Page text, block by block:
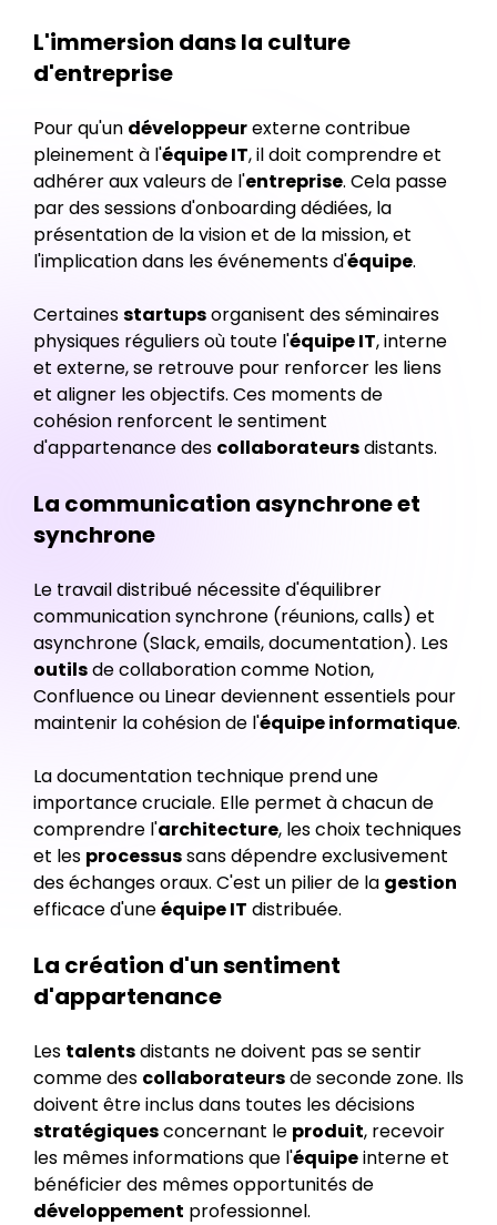
L'immersion dans la culture
d'entreprise
Pour qu'un développeurexterne contribue
pleinement à l'équipe IT, il doit comprendre et
adhérer aux valeurs de l'entreprise. Cela passe
par des sessions d'onboarding dédiées, la
présentation de la vision et de la mission, et
l'implication dans les événements d'équipe.
Certainesstartupsorganisent des séminaires
physiques réguliers où toute l'équipe IT, interne
et externe, se retrouve pour renforcer les liens
et aligner les objectifs. Ces moments de
cohésion renforcent le sentiment
d'appartenance des collaborateursdistants.
La communication asynchrone et
synchrone
Le travail distribué nécessite d'équilibrer
communication synchrone (réunions, calls) et
asynchrone (Slack, emails, documentation). Les
outilsde collaboration comme Notion,
Confluence ou Linear deviennent essentiels pour
maintenir la cohésion de l'équipe informatique.
La documentation technique prend une
importance cruciale. Elle permet à chacun de
comprendre l'architecture, les choix techniques
et les processussans dépendre exclusivement
des échanges oraux. C'est un pilier de la gestion
efficace d'uneéquipe IT distribuée.
La création d'un sentiment
d'appartenance
Les talentsdistants ne doivent pas se sentir
comme des collaborateursde seconde zone. Ils
doivent être inclus dans toutes les décisions
stratégiquesconcernant le produit, recevoir
les mêmes informations que l'équipeinterne et
bénéficier des mêmes opportunités de
développement professionnel.